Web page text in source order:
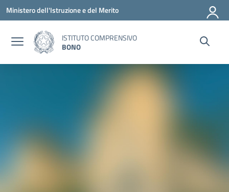
Vai ai contenuti
Vai al menu di navigazione
Vai al footer
Ministero dell'Istruzione e del Merito
ISTITUTO COMPRENSIVO
BONO